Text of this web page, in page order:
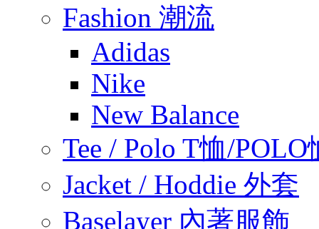
Fashion 潮流
Adidas
Nike
New Balance
Tee / Polo T恤/POLO
Jacket / Hoddie 外套
Baselayer 內著服飾